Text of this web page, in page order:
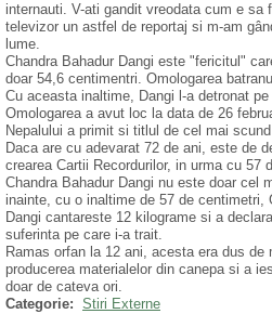
internauti. V-ati gandit vreodata cum e
televizor un astfel de reportaj si m-am
lume.
Chandra Bahadur Dangi este "fericitul"
doar 54,6 centimentri. Omologarea
Cu aceasta inaltime, Dangi l-a detronat
Omologarea a avut loc la data de 26
Nepalului a primit si titlul de cel mai
Daca are cu adevarat 72 de ani, este de
crearea Cartii Recordurilor, in urma cu 57
Chandra Bahadur Dangi nu este doar cel
inainte, cu o inaltime de 57 de
Dangi cantareste 12 kilograme si a
suferinta pe care i-a trait.
Ramas orfan la 12 ani, acesta era dus
producerea materialelor din canepa si a
doar de cateva ori.
Categorie: Stiri Externe